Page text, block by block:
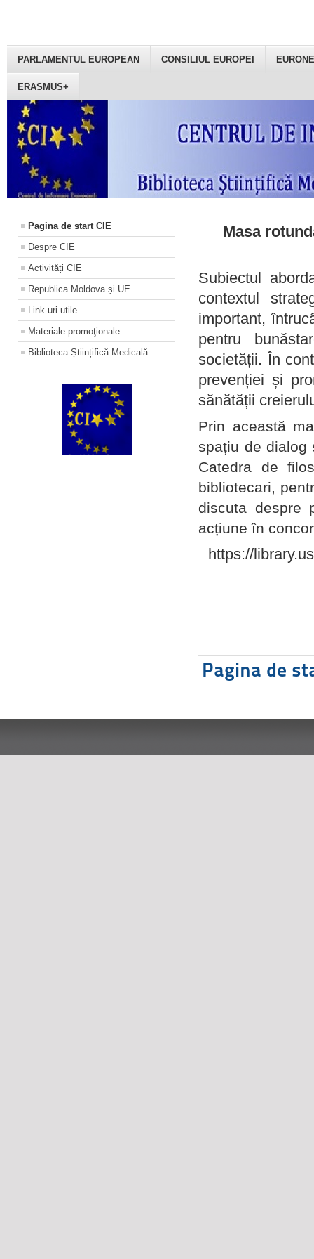
PARLAMENTUL EUROPEAN CONSILIUL EUROPEI
ERASMUS+
Pagina de start CIE
Despre CIE
Activități CIE
Republica Moldova și UE
Link-uri utile
Materiale promoţionale
Biblioteca Științifică Medicală
Masa
Subiectul
contextul
important,
pentru
societății. În
prevenției și
sănătății
Prin această
spațiu de dialog
Catedra de
bibliotecari,
discuta despre
acțiune în
https://
Pagina de